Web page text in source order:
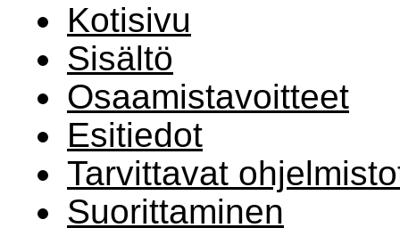
Kotisivu
Sisältö
Osaamistavoitteet
Esitiedot
Tarvittavat
Suorittaminen